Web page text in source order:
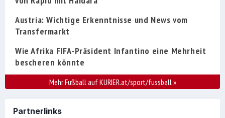
Austria: Wichtige Erkenntnisse und News vom
Transfermarkt
Wie Afrika FIFA-Präsident Infantino eine Mehrheit
bescheren könnte
Mehr Fußball auf KURIER.at/sport/fussball»
Partnerlinks